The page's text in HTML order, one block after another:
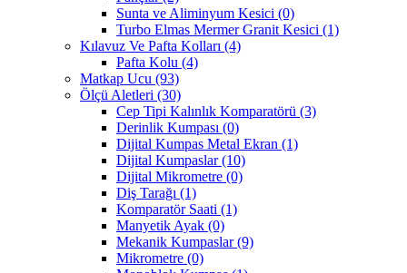
Sunta ve Aliminyum Kesici (0)
Turbo Elmas Mermer Granit Kesici (1)
Kılavuz Ve Pafta Kolları (4)
Pafta Kolu (4)
Matkap Ucu (93)
Ölçü Aletleri (30)
Cep Tipi Kalınlık Komparatörü (3)
Derinlik Kumpası (0)
Dijital Kumpas Metal Ekran (1)
Dijital Kumpaslar(10)
Dijital Mikrometre (0)
Diş Tarağı (1)
Komparatör Saati (1)
Manyetik Ayak (0)
Mekanik Kumpaslar(9)
Mikrometre (0)